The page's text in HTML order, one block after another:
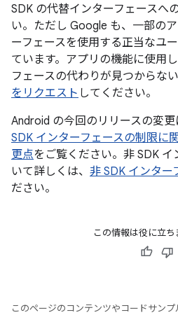
SDK の代替インターフェースへ
い。ただし Google も、一部の
ーフェースを使用する正当なユ
ています。アプリの機能に使用
フェースの代わりが見つからない
をリクエスト してください。
Android の今回のリリースの変更
SDK インターフェースの制限に
更点をご覧ください。非 SDK
いて詳しくは、 非 SDK インター
ださい。
この情報は役に立ち
このページのコンテンツやコードサンプ